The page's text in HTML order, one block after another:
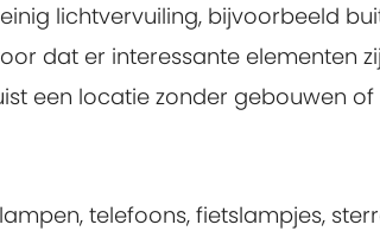
lichtvervuiling, bijvoorbeeld
dat er interessante elementen
een locatie zonder gebouwen
telefoons, fietslampjes,